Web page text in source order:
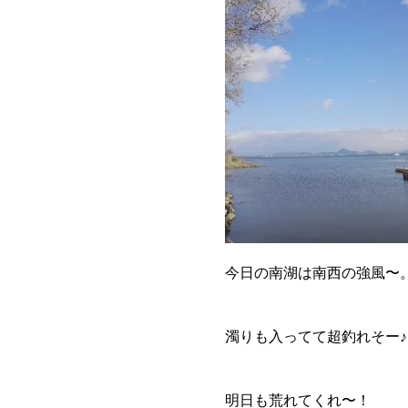
今日の南湖は南西の強風〜
濁りも入ってて超釣れそー♪
明日も荒れてくれ〜！